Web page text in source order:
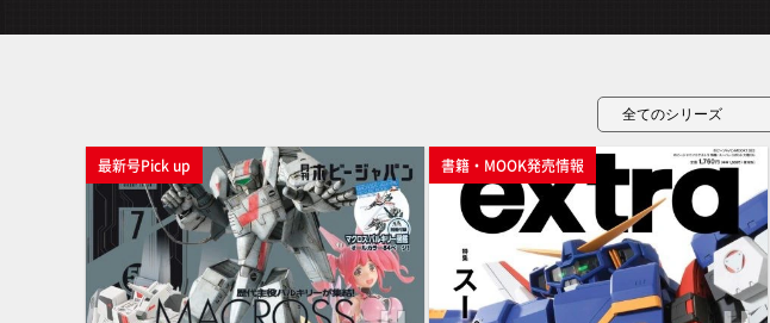
最新号Pick up 書籍・MOOK発売情報